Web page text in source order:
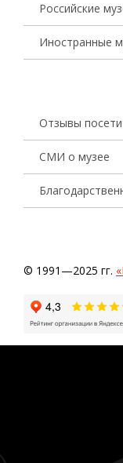
Российские
Иностранные
Отзывы
СМИ о музее
© 1991—2025 гг.